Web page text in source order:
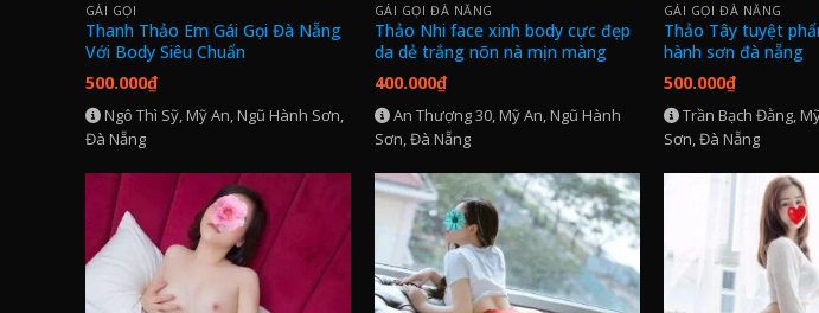
GÁI GỌI
Thanh Thảo Em Gái Gọi Đà Nẵng
Với Body Siêu Chuẩn
500.000₫
Ngô Thì Sỹ, Mỹ An, Ngũ Hành Sơn,
Đà Nẵng
GÁI GỌI ĐÀ NẴNG
Thảo Nhi face xinh body cực đẹp
da dẻ trắng nõn nà mịn màng
400.000₫
An Thượng 30, Mỹ An, Ngũ Hành
Sơn, Đà Nẵng
GÁI GỌI ĐÀ NẴNG
Thảo Tây tuyệt
hành sơn đà nẵng
500.000₫
Trần Bạch Đằng,
Sơn, Đà Nẵng